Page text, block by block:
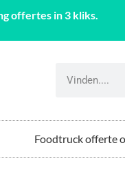
offertes in 3 kliks.
Foodtruck offerte